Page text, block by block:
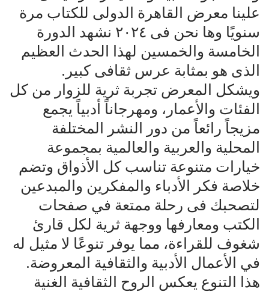
علينا معرض القاهرة الدولى للكتاب مرة
سنويًا وها نحن فى ٢٠٢٤ نشهد الدورة
الخامسة والخمسين لهذا الحدث العظيم
الذى هو بمثابة عرس ثقافى كبير.
ويشكل المعرض تجربة ثرية للزوار من كل
الفئات والأعمار، ومهرجاناً أدبياً يجمع
مزيجاً رائعاً من دور النشر المختلفة
المحلية والعربية والعالمية بمجموعة
خيارات متنوعة تناسب كل الأذواق وتضم
خلاصة فكر الأدباء والمفكرين والمبدعين
لتصحبك فى رحلة ممتعة في صفحات
الكتب ومعارفها ووجهة ثرية لكل قارئ
شغوف للقراءة، مما يوفر تنوعًا لا مثيل له
في الأعمال الأدبية والثقافية المعروضة.
هذا التنوع يعكس الروح الثقافية الغنية